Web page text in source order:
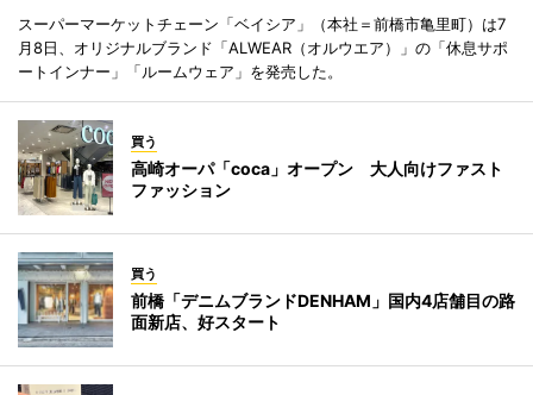
スーパーマーケットチェーン「ベイシア」（本社＝前橋市亀里町）は7
月8日、オリジナルブランド「ALWEAR（オルウエア）」の「休息サポ
ートインナー」「ルームウェア」を発売した。
買う
高崎オーパ「coca」オープン 大人向けファスト
ファッション
買う
前橋「デニムブランドDENHAM」国内4店舗目の路
面新店、好スタート